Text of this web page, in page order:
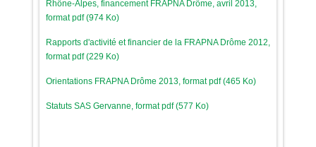
Rhône-Alpes, financement FRAPNA Drôme, avril 2013,
format pdf (974 Ko)
Rapports d'activité et financier de la FRAPNA Drôme 2012,
format pdf (229 Ko)
Orientations FRAPNA Drôme 2013, format pdf (465 Ko)
Statuts SAS Gervanne, format pdf (577 Ko)